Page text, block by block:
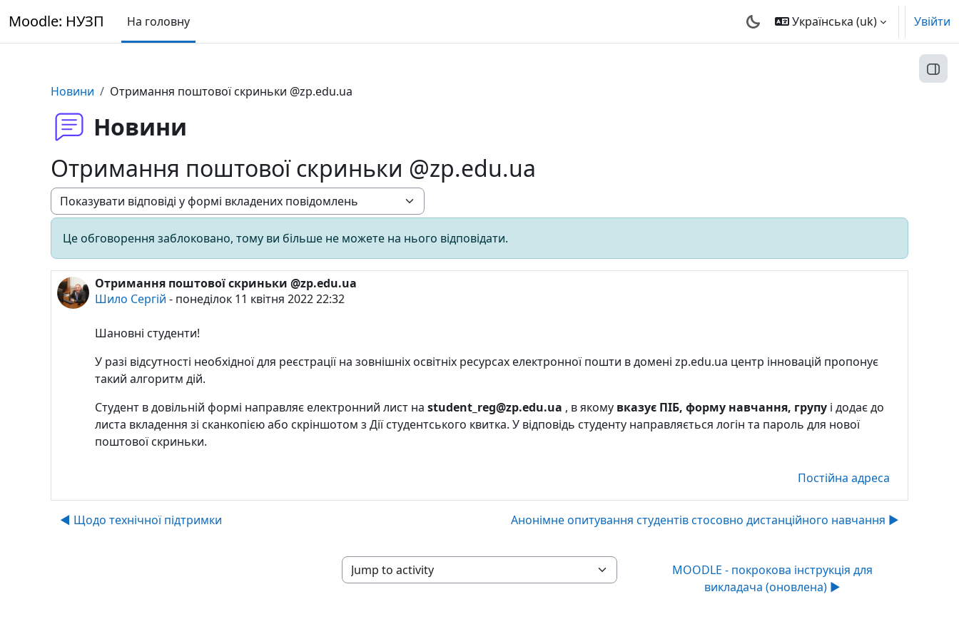
Moodle: НУЗП На головну Українська ‎(uk)‎ Увійти
Новини
Отримання поштової скриньки @zp.edu.ua
Новини
Отримання поштової скриньки @zp.edu.ua
Тип показу
Це обговорення заблоковано, тому ви більше не можете на нього відповідати.
Отримання поштової скриньки @zp.edu.ua
Шило Сергій - понеділок 11 квітня 2022 22:32
Кількість відповідей: 0
Шановні студенти!
У разі відсутності необхідної для реєстрації на зовнішніх освітніх ресурсах електронної пошти в домені zp.edu.ua центр інновацій пропонує
такий алгоритм дій.
Студент в довільній формі направляє електронний лист на student_reg@zp.edu.ua , в якому вказує ПІБ, форму навчання, групу і додає до
листа вкладення зі сканкопією або скріншотом з Діїстудентського квитка. У відповідь студенту направляється логін та пароль для нової
поштової скриньки.
Постійна адреса
◀︎ Щодо технічної підтримки Анонімне опитування студентів стосовно дистанційного навчання ▶︎
Jump to activity
MOODLE - покрокова інструкція для
викладача (оновлена) ▶︎